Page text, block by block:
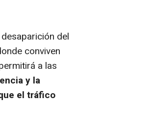
del
conviven
a las
y la
el tráfico